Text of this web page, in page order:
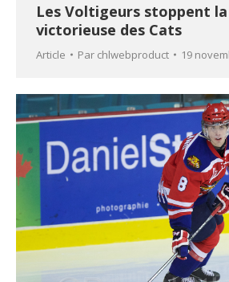
Les Voltigeurs stoppent la
victorieuse des Cats
Article Par chlwebproduct 19